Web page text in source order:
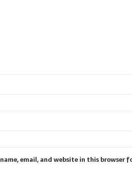
name, email, and website in this browser